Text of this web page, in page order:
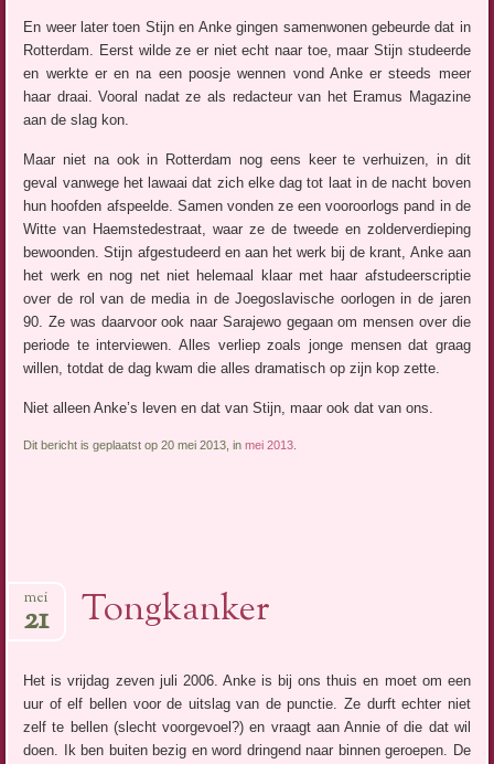
En weer later toen Stijn en Anke gingen samenwonen gebeurde dat in
Rotterdam. Eerst wilde ze er niet echt naar toe, maar Stijn studeerde
en werkte er en na een poosje wennen vond Anke er steeds meer
haar draai. Vooral nadat ze als redacteur van het Eramus Magazine
aan de slag kon.
Maar niet na ook in Rotterdam nog eens keer te verhuizen, in dit
geval vanwege het lawaai dat zich elke dag tot laat in de nacht boven
hun hoofden afspeelde. Samen vonden ze een vooroorlogs pand in de
Witte van Haemstedestraat, waar ze de tweede en zolderverdieping
bewoonden. Stijn afgestudeerd en aan het werk bij de krant, Anke aan
het werk en nog net niet helemaal klaar met haar afstudeerscriptie
over de rol van de media in de Joegoslavische oorlogen in de jaren
90. Ze was daarvoor ook naar Sarajewo gegaan om mensen over die
periode te interviewen. Alles verliep zoals jonge mensen dat graag
willen, totdat de dag kwam die alles dramatisch op zijn kop zette.
Niet alleen Anke’s leven en dat van Stijn, maar ook dat van ons.
Dit bericht is geplaatst op 20 mei 2013, inmei 2013
Tongkanker
mei
21
Het is vrijdag zeven juli 2006. Anke is bij ons thuis en moet om een
uur of elf bellen voor de uitslag van de punctie. Ze durft echter niet
zelf te bellen (slecht voorgevoel?) en vraagt aan Annie of die dat wil
doen. Ik ben buiten bezig en word dringend naar binnen geroepen. De